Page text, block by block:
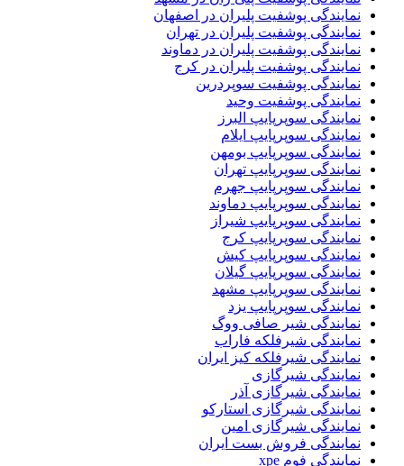
نمایندگی پوشفیت پلیران در اصفهان
نمایندگی پوشفیت پلیران در تهران
نمایندگی پوشفیت پلیران در دماوند
نمایندگی پوشفیت پلیران در کرج
نمایندگی پوشفیت سوپردرین
نمایندگی پوشفیت وحید
نمایندگی سوپرپایپ البرز
نمایندگی سوپرپایپ ایلام
نمایندگی سوپرپایپ بومهن
نمایندگی سوپرپایپ تهران
نمایندگی سوپرپایپ جهرم
نمایندگی سوپرپایپ دماوند
نمایندگی سوپرپایپ شیراز
نمایندگی سوپرپایپ کرج
نمایندگی سوپرپایپ کیش
نمایندگی سوپرپایپ گیلان
نمایندگی سوپرپایپ مشهد
نمایندگی سوپرپایپ یزد
نمایندگی شیر صافی ووگ
نمایندگی شیرفلکه فاراب
نمایندگی شیرفلکه کیز ایران
نمایندگی شیرگازی
نمایندگی شیرگازی آذر
نمایندگی شیرگازی استارکو
نمایندگی شیرگازی امین
نمایندگی فروش بست ایران
نمایندگی فوم xpe